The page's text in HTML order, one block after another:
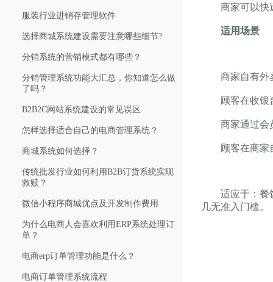
服装行业进销存管理软件
选择商城系统建设需要注意哪些细节?
分销系统的营销模式都有哪些？
分销管理系统功能大汇总，你知道怎么做
了吗？
B2B2C网站系统建设的常见误区
怎样选择适合自己的电商管理系统？
商城系统如何选择？
传统批发行业如何利用B2B订货系统实现
救赎？
微信小程序商城优点及开发制作费用
为什么电商人会喜欢利用ERP系统处理订
单？
电商erp订单管理功能是什么？
电商订单管理系统流程
商家可以快速
适用场景
商家自有外卖
顾客在收银台
商家通过会员
顾客在商家
适应于：餐饮
几无准入门槛。